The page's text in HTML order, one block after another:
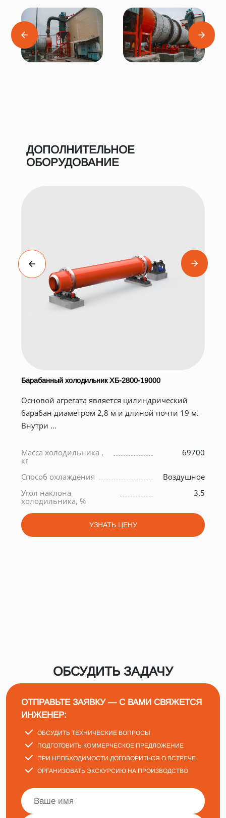
ДОПОЛНИТЕЛЬНОЕ
ОБОРУДОВАНИЕ
Барабанный холодильник ХБ-2800-19000
Основой агрегата является цилиндрический
барабан диаметром 2,8 м и длиной почти 19 м.
Внутри ...
Масса холодильника ,
кг
69700
Способ охлаждения
Воздушное
Угол наклона
холодильника, %
3.5
УЗНАТЬ ЦЕНУ
ОБСУДИТЬ ЗАДАЧУ
ОТПРАВЬТЕ ЗАЯВКУ — С ВАМИ СВЯЖЕТСЯ
ИНЖЕНЕР:
ОБСУДИТЬ ТЕХНИЧЕСКИЕ ВОПРОСЫ
ПОДГОТОВИТЬ КОММЕРЧЕСКОЕ ПРЕДЛОЖЕНИЕ
ПРИ НЕОБХОДИМОСТИ ДОГОВОРИТЬСЯ О ВСТРЕЧЕ
ОРГАНИЗОВАТЬ ЭКСКУРСИЮ НА ПРОИЗВОДСТВО